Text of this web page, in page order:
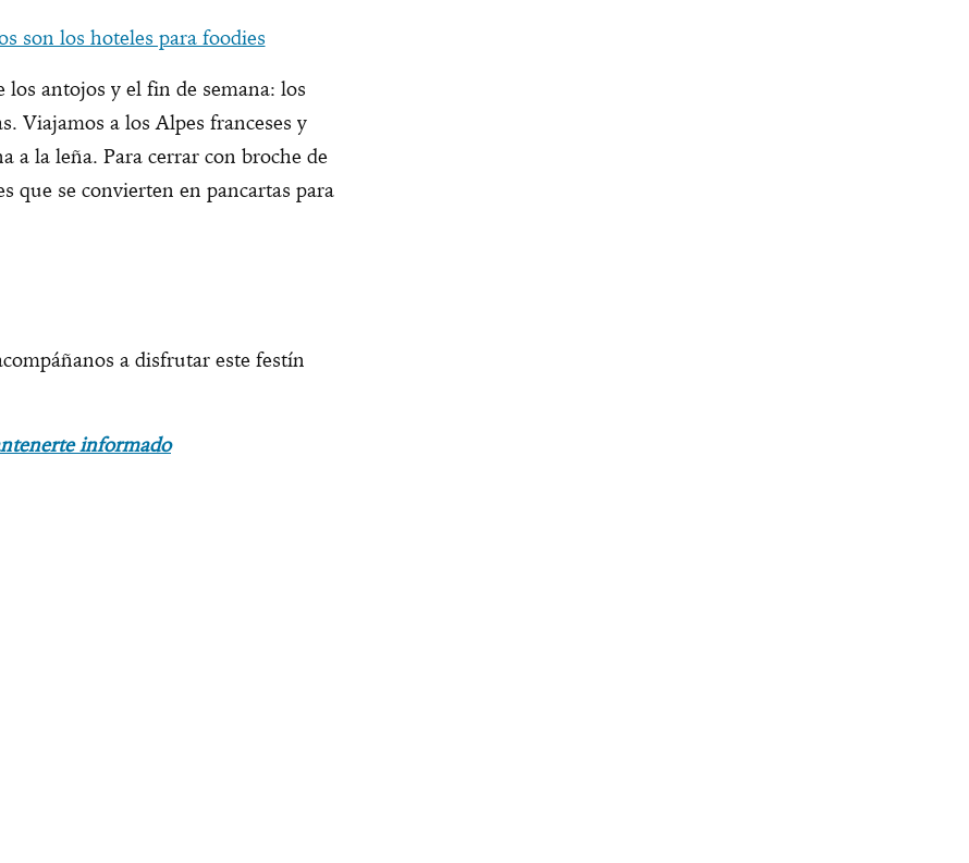
son los hoteles para foodies
los antojos y el fin de semana: los
Viajamos a los Alpes franceses y
a la leña. Para cerrar con broche de
que se convierten en pancartas para
a disfrutar este festín
informado